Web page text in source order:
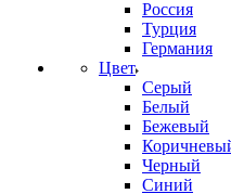
Россия
Турция
Германия
Цвет
Серый
Белый
Бежевый
Черный
Синий